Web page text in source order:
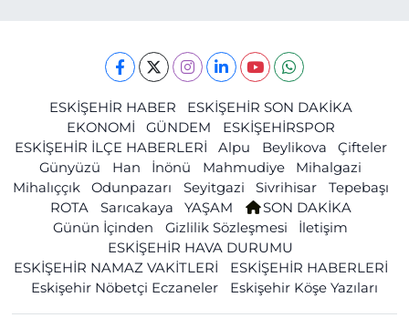
ESKİŞEHİR HABER
ESKİŞEHİR SON DAKİKA
EKONOMİ
GÜNDEM
ESKİŞEHİRSPOR
ESKİŞEHİR İLÇE HABERLERİ
Alpu Beylikova
Çifteler
Günyüzü
Han İnönü Mahmudiye
Mihalgazi
Mihalıççık
Odunpazarı Seyitgazi Sivrihisar
Tepebaşı
ROTA
Sarıcakaya YAŞAM
SON DAKİKA
Günün İçinden
Gizlilik Sözleşmesi
İletişim
ESKİŞEHİR HAVA DURUMU
ESKİŞEHİR NAMAZ VAKİTLERİ
ESKİŞEHİR HABERLERİ
Eskişehir Nöbetçi Eczaneler
Eskişehir Köşe Yazıları